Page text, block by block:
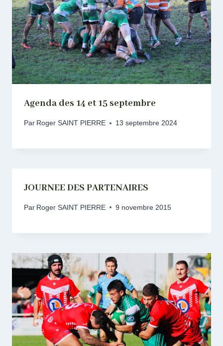
Agenda des 14 et 15 septembre
Par Roger SAINT PIERRE 13 septembre 2024
JOURNEE DES PARTENAIRES
Par Roger SAINT PIERRE 9 novembre 2015